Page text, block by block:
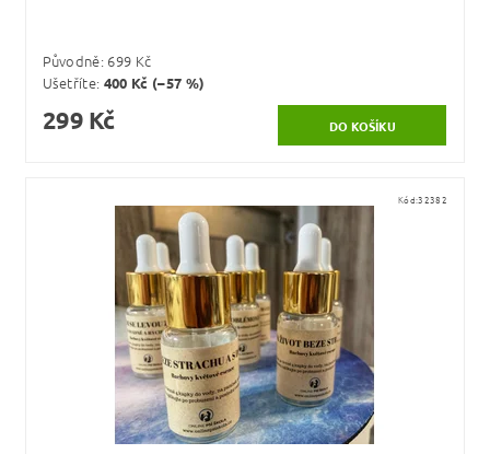
Původně: 699 Kč
Ušetříte: 400 Kč (–57 %)
299 Kč
Kód:32382